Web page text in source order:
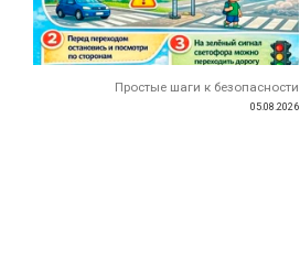
Простые шаги к безопасности
05.08.2026